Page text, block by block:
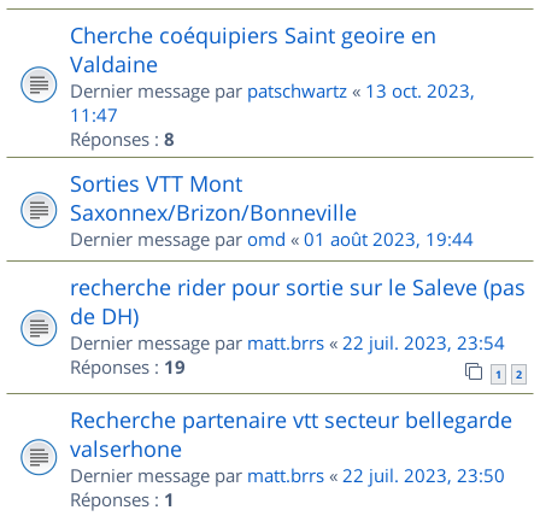
Cherche coéquipiers Saint geoire en
Valdaine
Dernier message par patschwartz « 13 oct. 2023,
11:47
Réponses : 8
Sorties VTT Mont
Saxonnex/Brizon/Bonneville
Dernier message par omd « 01 août 2023, 19:44
recherche rider pour sortie sur le Saleve (pas
de DH)
Dernier message par matt.brrs « 22 juil. 2023, 23:54
Réponses : 19 1 2
Recherche partenaire vtt secteur bellegarde
valserhone
Dernier message par matt.brrs « 22 juil. 2023, 23:50
Réponses : 1